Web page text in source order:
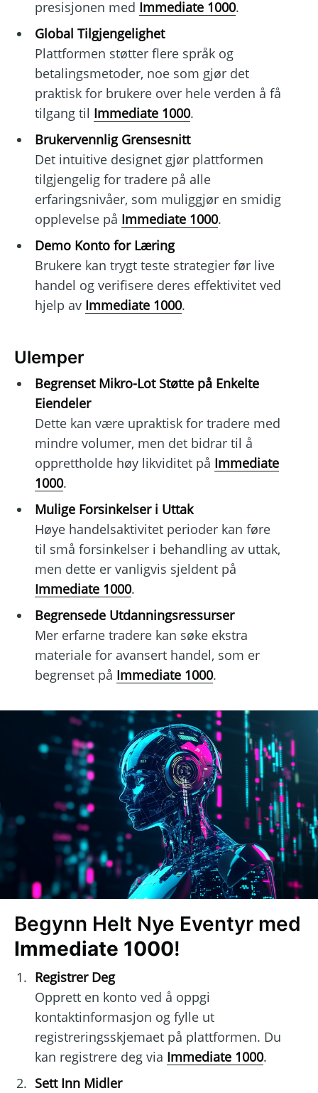
presisjonen med Immediate 1000.
Global Tilgjengelighet
Plattformen støtter flere språk og
betalingsmetoder, noe som gjør det
praktisk for brukere over hele verden å få
tilgang til Immediate 1000.
Brukervennlig Grensesnitt
Det intuitive designet gjør plattformen
tilgjengelig for tradere på alle
erfaringsnivåer, som muliggjør en smidig
opplevelse på Immediate 1000.
Demo Konto for Læring
Brukere kan trygt teste strategier før live
handel og verifisere deres effektivitet ved
hjelp av Immediate 1000.
Ulemper
Begrenset Mikro-Lot Støtte på Enkelte
Eiendeler
Dette kan være upraktisk for tradere med
mindre volumer, men det bidrar til å
opprettholde høy likviditet på Immediate
1000.
Mulige Forsinkelser i Uttak
Høye handelsaktivitet perioder kan føre
til små forsinkelser i behandling av uttak,
men dette er vanligvis sjeldent på
Immediate 1000.
Begrensede Utdanningsressurser
Mer erfarne tradere kan søke ekstra
materiale for avansert handel, som er
begrenset på Immediate 1000.
Begynn Helt Nye Eventyr med
Immediate 1000!
Registrer Deg
Opprett en konto ved å oppgi
kontaktinformasjon og fylle ut
registreringsskjemaet på plattformen. Du
kan registrere deg via Immediate 1000.
Sett Inn Midler